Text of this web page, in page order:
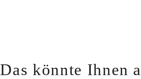
Das könnte Ihnen